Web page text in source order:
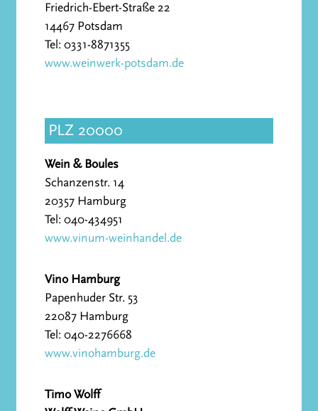
Friedrich-Ebert-Straße 22
14467 Potsdam
Tel: 0331-8871355
www.weinwerk-potsdam.de
PLZ 20000
Wein & Boules
Schanzenstr. 14
20357 Hamburg
Tel: 040-434951
www.vinum-weinhandel.de
Vino Hamburg
Papenhuder Str. 53
22087 Hamburg
Tel: 040-2276668
www.vinohamburg.de
Timo Wolff